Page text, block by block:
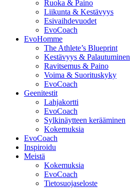
Ruoka & Paino
Liikunta & Kestävyys
Esivaihdevuodet
EvoCoach
EvoHomme
The Athlete’s Blueprint
Kestävyys & Palautuminen
Ravitsemus & Paino
Voima & Suorituskyky
EvoCoach
Geenitestit
Lahjakortti
EvoCoach
Sylkinäytteen kerääminen
Kokemuksia
EvoCoach
Inspiroidu
Meistä
Kokemuksia
EvoCoach
Tietosuojaseloste